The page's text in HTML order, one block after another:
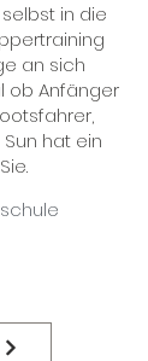
in die
an sich
ob Anfänger
hat ein